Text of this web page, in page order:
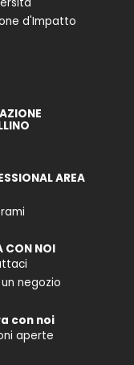
d'Impatto
AREA
CON NOI
negozio
con noi
aperte